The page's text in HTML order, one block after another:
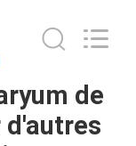
de
d'autres